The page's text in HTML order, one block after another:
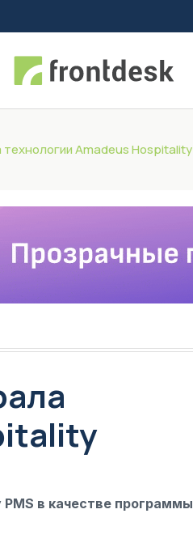
Amadeus Hospitality
в качестве программы